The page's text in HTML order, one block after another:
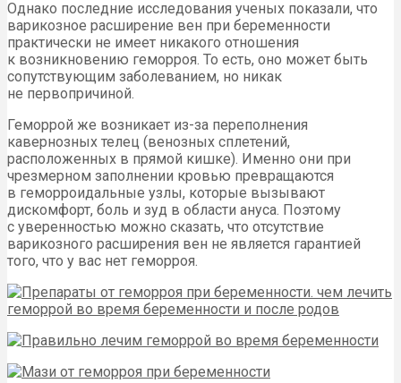
Однако последние исследования ученых показали, что
варикозное расширение вен при беременности
практически не имеет никакого отношения
к возникновению геморроя. То есть, оно может быть
сопутствующим заболеванием, но никак
не первопричиной.
Геморрой же возникает из-за переполнения
кавернозных телец (венозных сплетений,
расположенных в прямой кишке). Именно они при
чрезмерном заполнении кровью превращаются
в геморроидальные узлы, которые вызывают
дискомфорт, боль и зуд в области ануса. Поэтому
с уверенностью можно сказать, что отсутствие
варикозного расширения вен не является гарантией
того, что у вас нет геморроя.